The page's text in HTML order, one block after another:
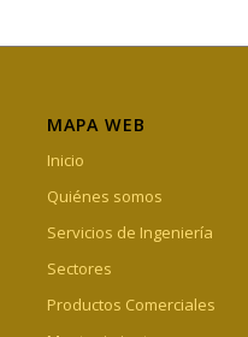
MAPA WEB
Inicio
Quiénes somos
Servicios de Ingeniería
Sectores
Productos Comerciales